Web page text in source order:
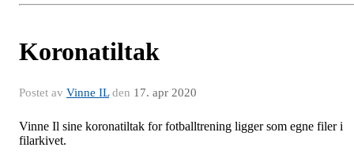
Koronatiltak
Postet av Vinne ILden 17. apr 2020
Vinne Il sine koronatiltak for fotballtrening ligger som egne filer i
filarkivet.